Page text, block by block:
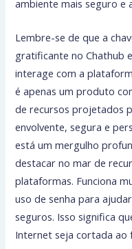
ambiente mais seguro e
Lembre-se de que a
gratificante no Chathub
interage com a
é apenas um produto
de recursos projetados
envolvente, segura e
está um mergulho
destacar no mar de
plataformas. Funciona
uso de senha para
seguros. Isso significa
Internet seja cortada ao